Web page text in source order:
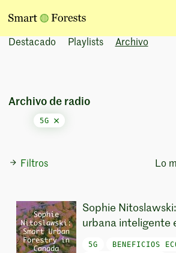
Destacado Playlists Archivo
Filtros Lo
Archivo de radio
5G
Sophie
urbana inteligente
5G
BENEFICIOS